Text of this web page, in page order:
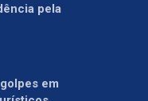
pela
em